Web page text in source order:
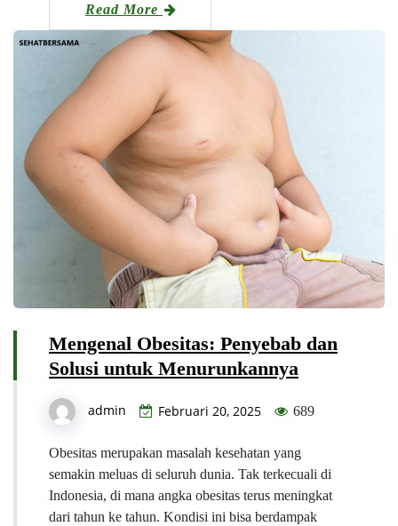
Read More
Mengenal Obesitas: Penyebab dan
Solusi untuk Menurunkannya
admin Februari 20, 2025 689
Obesitas merupakan masalah kesehatan yang
semakin meluas di seluruh dunia. Tak terkecuali di
Indonesia, di mana angka obesitas terus meningkat
dari tahun ke tahun. Kondisi ini bisa berdampak